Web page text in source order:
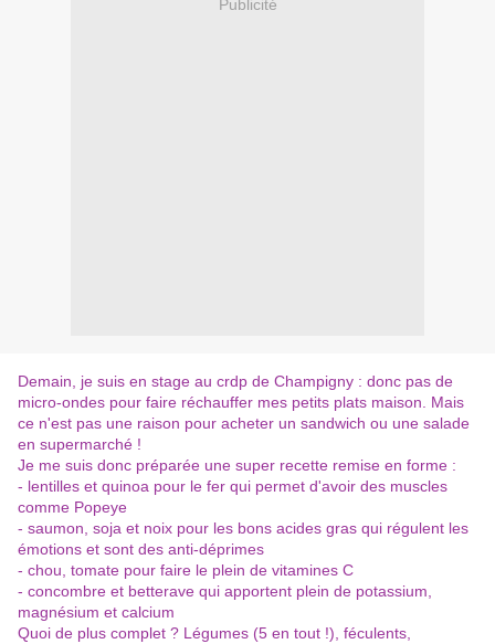
Publicité
Demain, je suis en stage au crdp de Champigny : donc pas de
micro-ondes pour faire réchauffer mes petits plats maison. Mais
ce n'est pas une raison pour acheter un sandwich ou une salade
en supermarché !
Je me suis donc préparée une super recette remise en forme :
- lentilles et quinoa pour le fer qui permet d'avoir des muscles
comme Popeye
- saumon, soja et noix pour les bons acides gras qui régulent les
émotions et sont des anti-déprimes
- chou, tomate pour faire le plein de vitamines C
- concombre et betterave qui apportent plein de potassium,
magnésium et calcium
Quoi de plus complet ? Légumes (5 en tout !), féculents,